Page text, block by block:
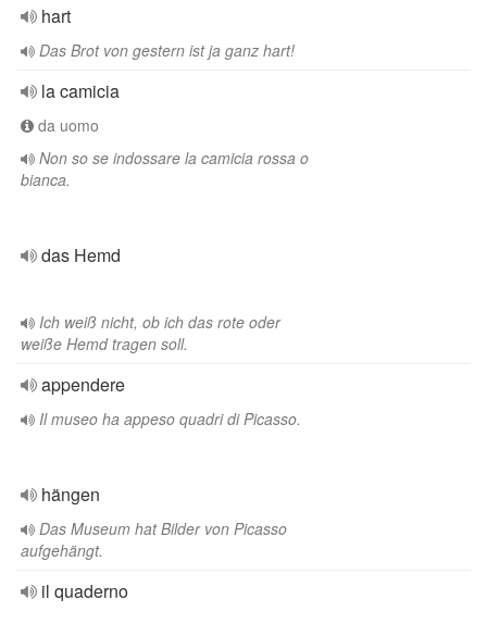
hart
Das Brot von gestern ist ja ganz hart!
la camicia
da uomo
Non so se indossare la camicia rossa o
bianca.
das Hemd
Ich weiß nicht, ob ich das rote oder
weiße Hemd tragen soll.
appendere
Il museo ha appeso quadri di Picasso.
hängen
Das Museum hat Bilder von Picasso
aufgehängt.
il quaderno